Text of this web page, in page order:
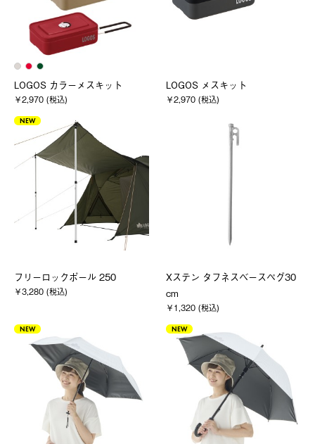
LOGOS カラーメスキット
￥2,970 (税込)
LOGOS メスキット
￥2,970 (税込)
NEW
フリーロックポール 250
￥3,280 (税込)
Xステン タフネスベースペグ30
cm
￥1,320 (税込)
NEW NEW